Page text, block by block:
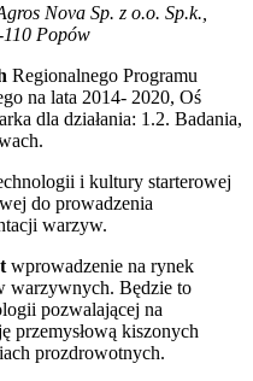
Nova Sp. z o.o. Sp.k.,
Popów
Regionalnego Programu
na lata 2014- 2020, Oś
dla działania: 1.2. Badania,
i kultury starterowej
do prowadzenia
warzyw.
wprowadzenie na rynek
warzywnych. Będzie to
pozwalającej na
przemysłową kiszonych
prozdrowotnych.